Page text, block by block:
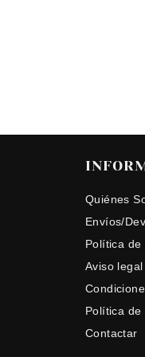
Quiénes
Envíos/
Política de
Aviso legal
Política de
Contactar